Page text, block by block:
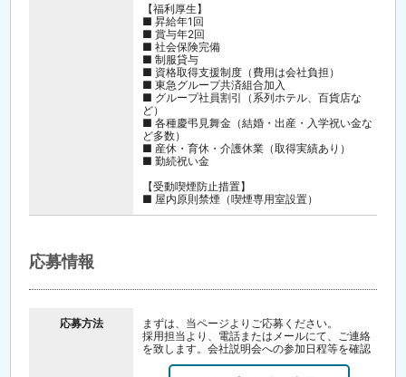
【福利厚生】
■ 昇給年1回
■ 賞与年2回
■ 社会保険完備
■ 制服貸与
■ 資格取得支援制度（費用は会社負担）
■ 東急グループ共済組合加入
■ グループ社員割引（系列ホテル、百貨店な
ど）
■ 各種慶弔見舞金（結婚・出産・入学祝い金な
ど多数）
■ 産休・育休・介護休業（取得実績あり）
■ 勤続祝い金
【受動喫煙防止措置】
■ 屋内原則禁煙（喫煙専用室設置）
応募情報
応募方法
まずは、当ページよりご応募ください。
採用担当より、電話またはメールにて、ご連絡
を致します。会社説明会への参加日程等を確認